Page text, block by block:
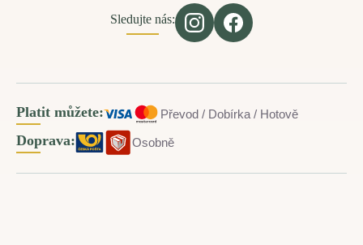
Sledujte nás:
Platit můžete: Převod / Dobírka / Hotově
Doprava: Osobně